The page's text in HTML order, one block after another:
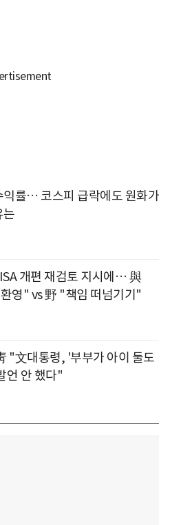
익률… 코스피 급락에도 원화가
는
개편 재검토 지시에… 與
영" vs 野 "책임 떠넘기기"
"文대통령, '부부가 아이 둘도
언 안 했다"